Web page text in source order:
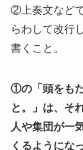
②上奏文など
らわして改行
書くこと。
①の「頭をも
と。」は、そ
人や集団が一
くるようにな